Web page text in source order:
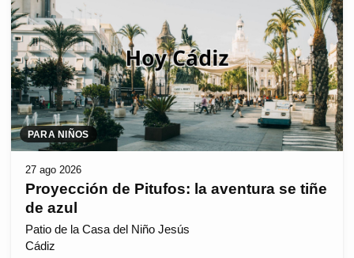
PARA NIÑOS
27 ago 2026
Proyección de Pitufos: la aventura se tiñe
de azul
Patio de la Casa del Niño Jesús
Cádiz